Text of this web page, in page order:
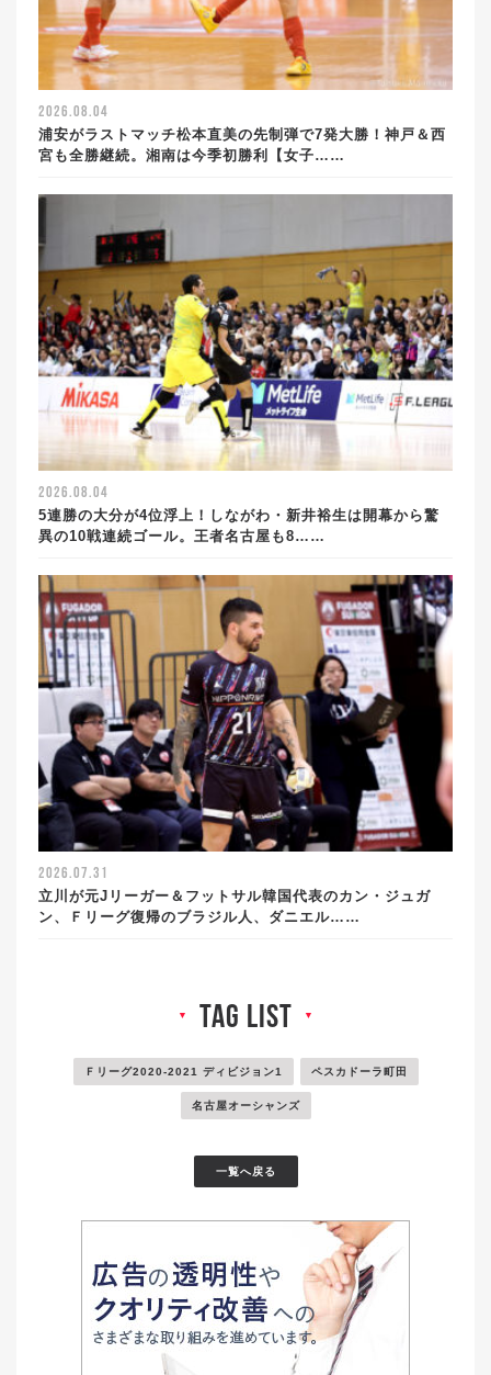
2026.08.04
浦安がラストマッチ松本直美の先制弾で7発大勝！神戸＆西
宮も全勝継続。湘南は今季初勝利【女子……
2026.08.04
5連勝の大分が4位浮上！しながわ・新井裕生は開幕から驚
異の10戦連続ゴール。王者名古屋も8……
2026.07.31
立川が元Jリーガー＆フットサル韓国代表のカン・ジュガ
ン、Ｆリーグ復帰のブラジル人、ダニエル……
▼ tag list ▼
Ｆリーグ2020-2021 ディビジョン1 ペスカドーラ町田
名古屋オーシャンズ
一覧へ戻る